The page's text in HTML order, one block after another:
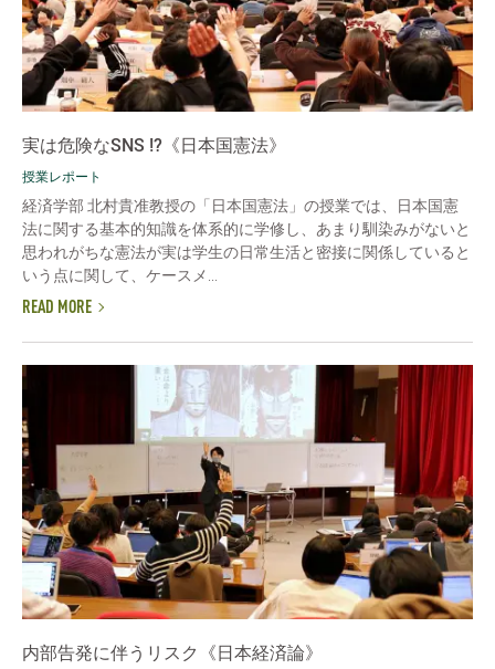
実は危険なSNS !?《日本国憲法》
授業レポート
経済学部 北村貴准教授の「日本国憲法」の授業では、日本国憲
法に関する基本的知識を体系的に学修し、あまり馴染みがないと
思われがちな憲法が実は学生の日常生活と密接に関係していると
いう点に関して、ケースメ...
READ MORE
内部告発に伴うリスク《日本経済論》